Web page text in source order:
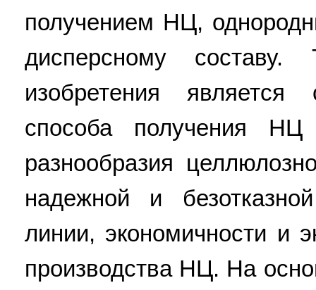
получением НЦ,
дисперсному составу.
изобретения является
способа получения
разнообразия
надежной и
линии, экономичности и
производства НЦ. На